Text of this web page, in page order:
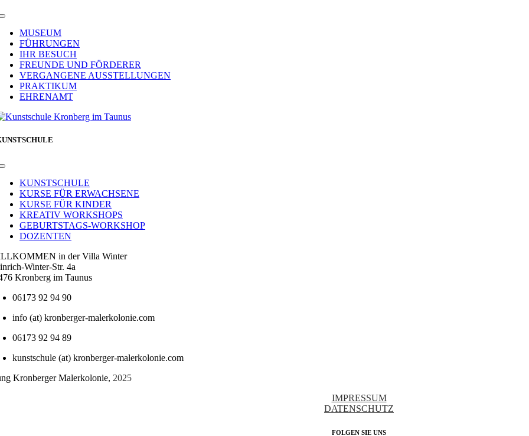
Toggle
NavigationMUSEUM
FÜHRUNGEN
IHR BESUCH
FREUNDE UND FÖRDERER
VERGANGENE AUSSTELLUNGEN
PRAKTIKUM
EHRENAMT
Toggle
NavigationKUNSTSCHULE
KURSE FÜR ERWACHSENE
KURSE FÜR KINDER
KREATIV WORKSHOPS
GEBURTSTAGS-WORKSHOP
DOZENTEN
in der Villa Winter
Winter-Str. 4a
Kronberg im Taunus
06173 92 94 90
info (at) kronberger-malerkolonie.com
06173 92 94 89
kunstschule (at) kronberger-malerkolonie.com
Kronberger Malerkolonie, 2025
IMPRESSUM
DATENSCHUTZ
FOLGEN SIE UNS